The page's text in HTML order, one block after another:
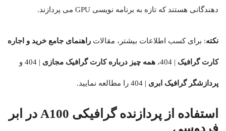
دهندگانی هستند که تازه به برنامه نویسی GPU می پردازند.
نکته: برای کسب اطلاعات بیشتر، مقالات راهنمای جامع خرید و اجاره
کارت گرافیک | 404 ، همه چیز درباره کارت گرافیک مجازی | 404 و
پردازشگر گرافیک ابری | 404 را مطالعه نمایید.
استفاده از پردازنده گرافیکی A100 در ابر
فردوسی